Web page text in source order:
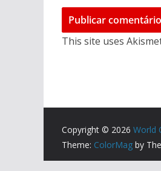
This site uses
Copyright © 2026 World
Theme: ColorMag by